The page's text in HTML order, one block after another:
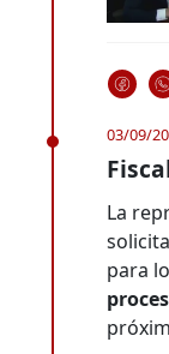
03/09/
La
para